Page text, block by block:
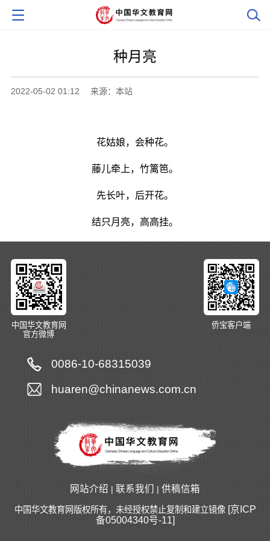
种月亮
2022-05-02 01:12 来源：本站
花姑娘，会种花。
藤儿牵上，竹篱笆。
先长叶，后开花。
结只月亮，高高挂。
中国华文教育网
官方微博
侨宝客户端
0086-10-68315039
huaren@chinanews.com.cn
网站介绍 | 联系我们 | 供稿信箱
中国华文教育网版权所有，未经授权禁止复制和建立镜像 [京ICP
备05004340号-11]